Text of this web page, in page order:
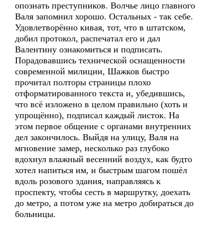
опознать преступников. Волчье лицо главного
Валя запомнил хорошо. Остальных - так себе.
Удовлетворённо кивая, тот, что в штатском,
добил протокол, распечатал его и дал
Валентину ознакомиться и подписать.
Порадовавшись технической оснащенности
современной милиции, Шажков быстро
прочитал полторы страницы плохо
отформатированного текста и, убедившись,
что всё изложено в целом правильно (хоть и
упрощённо), подписал каждый листок. На
этом первое общение с органами внутренних
дел закончилось. Выйдя на улицу, Валя на
мгновение замер, несколько раз глубоко
вдохнул влажный весенний воздух, как будто
хотел напиться им, и быстрым шагом пошёл
вдоль розового здания, направляясь к
проспекту, чтобы сесть в маршрутку, доехать
до метро, а потом уже на метро добираться до
больницы.